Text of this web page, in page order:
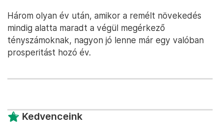
Három olyan év után, amikor a remélt növekedés
mindig alatta maradt a végül megérkező
tényszámoknak, nagyon jó lenne már egy valóban
prosperitást hozó év.
Kedvenceink